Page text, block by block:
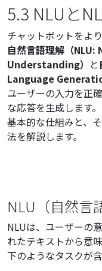
5.3 NLUと
チャットボットをよ
自然言語理解（
Understanding） と
Language
ユーザーの入力を正
な応答を生成します
基本的な仕組みと、
法を解説します。
NLU（自然言
NLUは、ユーザーの
れたテキストから意
下のようなタスクが